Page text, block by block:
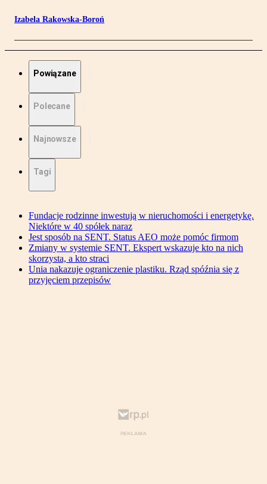
Izabela Rakowska-Boroń
Powiązane
Polecane
Najnowsze
Tagi
Fundacje rodzinne inwestują w nieruchomości i energetykę.
Niektóre w 40 spółek naraz
Jest sposób na SENT. Status AEO może pomóc firmom
Zmiany w systemie SENT. Ekspert wskazuje kto na nich
skorzysta, a kto straci
Unia nakazuje ograniczenie plastiku. Rząd spóźnia się z
przyjęciem przepisów